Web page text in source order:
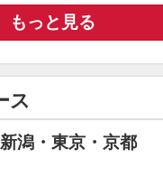
もっと見る
ス
潟・東京・京都